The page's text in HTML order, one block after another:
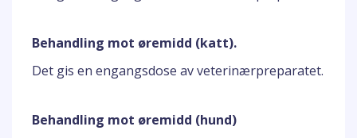
Behandling mot øremidd (katt).
Det gis en engangsdose av veterinærpreparatet.
Behandling mot øremidd (hund)